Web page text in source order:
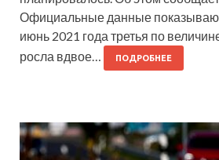
Официальные данные
июнь 2021 года третья по
росла вдвое…
ПОДРОБНЕЕ